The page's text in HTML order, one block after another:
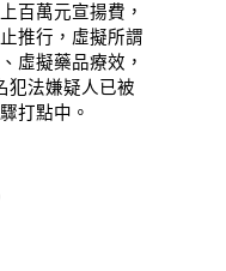
百萬元宣揚費，
推行，虛擬所謂
虛擬藥品療效，
犯法嫌疑人已被
打點中。